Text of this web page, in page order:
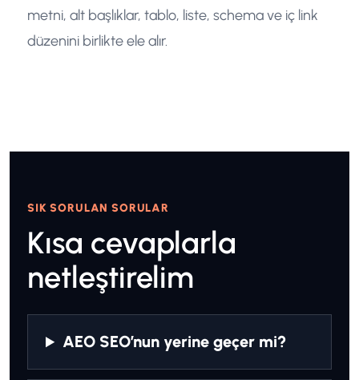
metni, alt başlıklar, tablo, liste, schema ve iç link
düzenini birlikte ele alır.
SIK SORULAN SORULAR
Kısa cevaplarla
netleştirelim
AEO SEO’nun yerine geçer mi?